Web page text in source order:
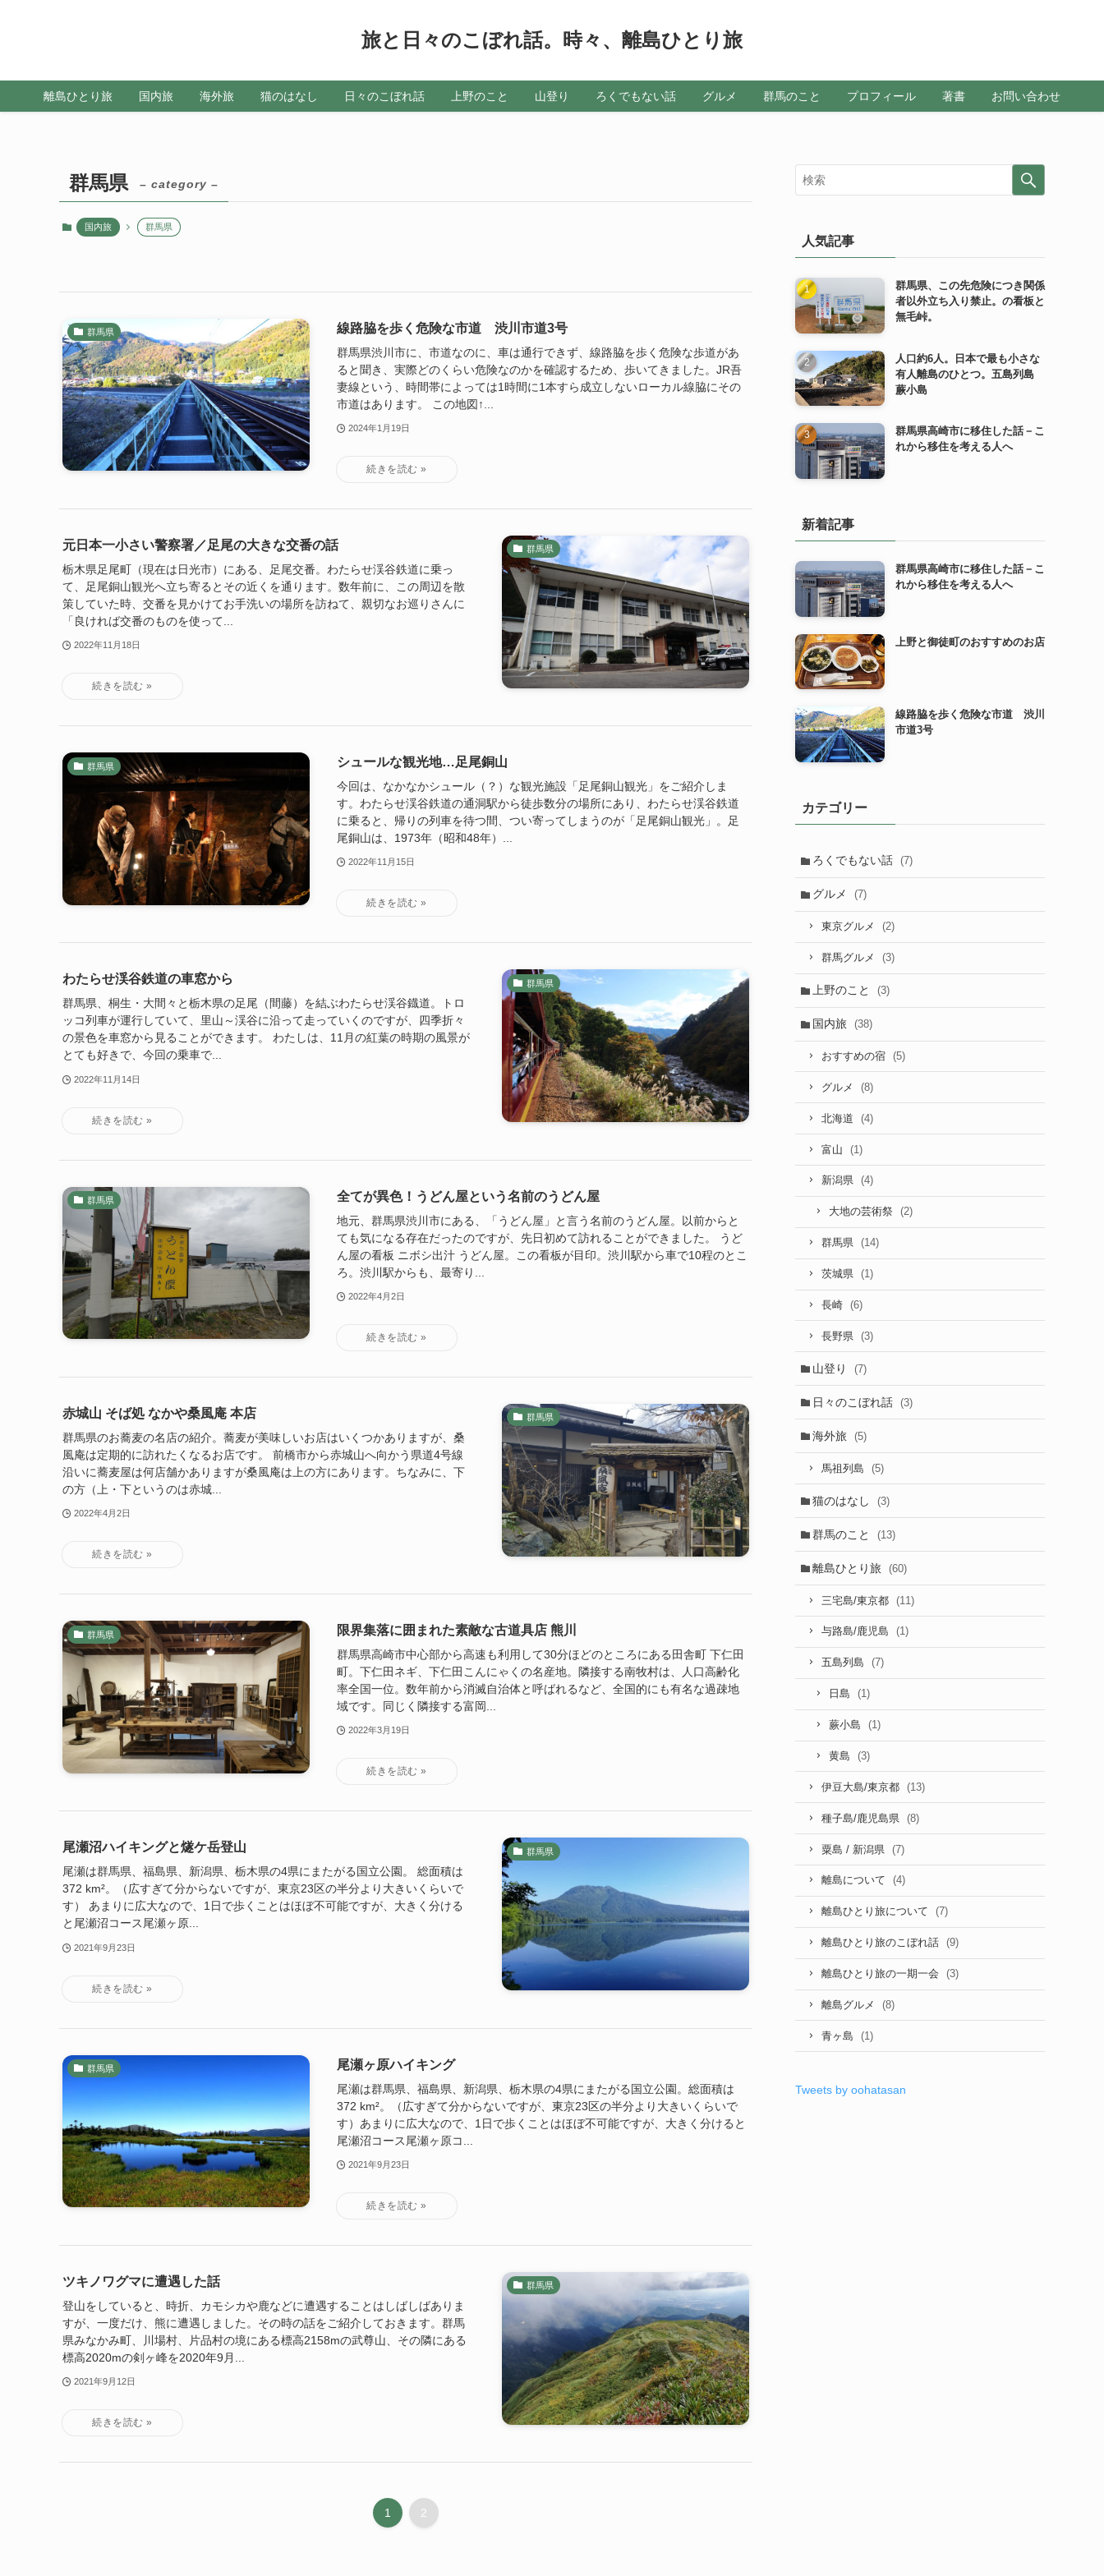
旅と日々のこぼれ話。時々、離島ひとり旅
離島ひとり旅 国内旅 海外旅 猫のはなし 日々のこぼれ話 上野のこと 山登り ろくでもない話 グルメ 群馬のこと プロフィール 著書 お問い合わせ
群馬県 – category –
国内旅 群馬県
群馬県 線路脇を歩く危険な市道 渋川市道3号
群馬県渋川市に、市道なのに、車は通行できず、線路脇を歩く危険な歩道があ
ると聞き、実際どのくらい危険なのかを確認するため、歩いてきました。JR吾
妻線という、時間帯によっては1時間に1本すら成立しないローカル線脇にその
市道はあります。 この地図↑...
2024年1月19日
群馬県
元日本一小さい警察署／足尾の大きな交番の話
栃木県足尾町（現在は日光市）にある、足尾交番。わたらせ渓谷鉄道に乗っ
て、足尾銅山観光へ立ち寄るとその近くを通ります。数年前に、この周辺を散
策していた時、交番を見かけてお手洗いの場所を訪ねて、親切なお巡りさんに
「良ければ交番のものを使って...
2022年11月18日
群馬県 シュールな観光地…足尾銅山
今回は、なかなかシュール（？）な観光施設「足尾銅山観光」をご紹介しま
す。わたらせ渓谷鉄道の通洞駅から徒歩数分の場所にあり、わたらせ渓谷鉄道
に乗ると、帰りの列車を待つ間、つい寄ってしまうのが「足尾銅山観光」。足
尾銅山は、1973年（昭和48年）...
2022年11月15日
群馬県
わたらせ渓谷鉄道の車窓から
群馬県、桐生・大間々と栃木県の足尾（間藤）を結ぶわたらせ渓谷鐡道。トロ
ッコ列車が運行していて、里山～渓谷に沿って走っていくのですが、四季折々
の景色を車窓から見ることができます。 わたしは、11月の紅葉の時期の風景が
とても好きで、今回の乗車で...
2022年11月14日
群馬県 全てが異色！うどん屋という名前のうどん屋
地元、群馬県渋川市にある、「うどん屋」と言う名前のうどん屋。以前からと
ても気になる存在だったのですが、先日初めて訪れることができました。 うど
ん屋の看板 ニボシ出汁 うどん屋。この看板が目印。渋川駅から車で10程のとこ
ろ。渋川駅からも、最寄り...
2022年4月2日
群馬県
赤城山 そば処 なかや桑風庵 本店
群馬県のお蕎麦の名店の紹介。蕎麦が美味しいお店はいくつかありますが、桑
風庵は定期的に訪れたくなるお店です。 前橋市から赤城山へ向かう県道4号線
沿いに蕎麦屋は何店舗かありますが桑風庵は上の方にあります。ちなみに、下
の方（上・下というのは赤城...
2022年4月2日
群馬県 限界集落に囲まれた素敵な古道具店 熊川
群馬県高崎市中心部から高速も利用して30分ほどのところにある田舎町 下仁田
町。下仁田ネギ、下仁田こんにゃくの名産地。隣接する南牧村は、人口高齢化
率全国一位。数年前から消滅自治体と呼ばれるなど、全国的にも有名な過疎地
域です。同じく隣接する富岡...
2022年3月19日
群馬県
尾瀬沼ハイキングと燧ケ岳登山
尾瀬は群馬県、福島県、新潟県、栃木県の4県にまたがる国立公園。 総面積は
372 km²。（広すぎて分からないですが、東京23区の半分より大きいくらいで
す） あまりに広大なので、1日で歩くことはほぼ不可能ですが、大きく分ける
と尾瀬沼コース尾瀬ヶ原...
2021年9月23日
群馬県 尾瀬ヶ原ハイキング
尾瀬は群馬県、福島県、新潟県、栃木県の4県にまたがる国立公園。総面積は
372 km²。（広すぎて分からないですが、東京23区の半分より大きいくらいで
す）あまりに広大なので、1日で歩くことはほぼ不可能ですが、大きく分けると
尾瀬沼コース尾瀬ヶ原コ...
2021年9月23日
群馬県
ツキノワグマに遭遇した話
登山をしていると、時折、カモシカや鹿などに遭遇することはしばしばありま
すが、一度だけ、熊に遭遇しました。その時の話をご紹介しておきます。群馬
県みなかみ町、川場村、片品村の境にある標高2158mの武尊山、その隣にある
標高2020mの剣ヶ峰を2020年9月...
2021年9月12日
1 2
人気記事
群馬県、この先危険につき関係
者以外立ち入り禁止。の看板と
無毛峠。
人口約6人。日本で最も小さな
有人離島のひとつ。五島列島
蕨小島
群馬県高崎市に移住した話－こ
れから移住を考える人へ
新着記事
群馬県高崎市に移住した話－こ
れから移住を考える人へ
上野と御徒町のおすすめのお店
線路脇を歩く危険な市道 渋川
市道3号
カテゴリー
ろくでもない話 (7)
グルメ (7)
東京グルメ (2)
群馬グルメ (3)
上野のこと (3)
国内旅 (38)
おすすめの宿 (5)
グルメ (8)
北海道 (4)
富山 (1)
新潟県 (4)
大地の芸術祭 (2)
群馬県 (14)
茨城県 (1)
長崎 (6)
長野県 (3)
山登り (7)
日々のこぼれ話 (3)
海外旅 (5)
馬祖列島 (5)
猫のはなし (3)
群馬のこと (13)
離島ひとり旅 (60)
三宅島/東京都 (11)
与路島/鹿児島 (1)
五島列島 (7)
日島 (1)
蕨小島 (1)
黄島 (3)
伊豆大島/東京都 (13)
種子島/鹿児島県 (8)
粟島 / 新潟県 (7)
離島について (4)
離島ひとり旅について (7)
離島ひとり旅のこぼれ話 (9)
離島ひとり旅の一期一会 (3)
離島グルメ (8)
青ヶ島 (1)
Tweets by oohatasan